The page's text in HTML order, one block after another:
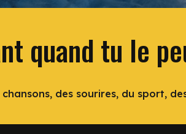
quand tu le
chansons, des sourires, du sport,